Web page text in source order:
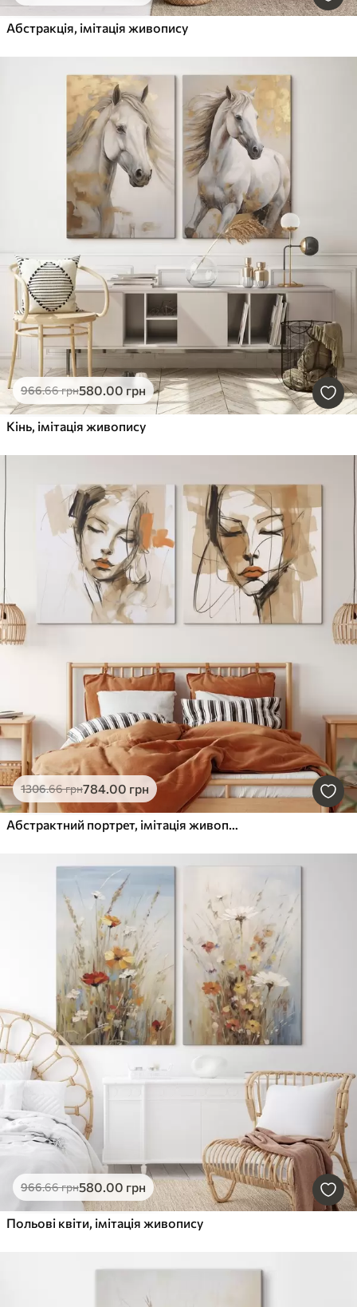
Абстракція, імітація живопису
966.66грн580.00грн
Кінь, імітація живопису
1306.66грн784.00 грн
Абстрактний портрет, імітація живопису
966.66грн580.00 грн
Польові квіти, імітація живопису